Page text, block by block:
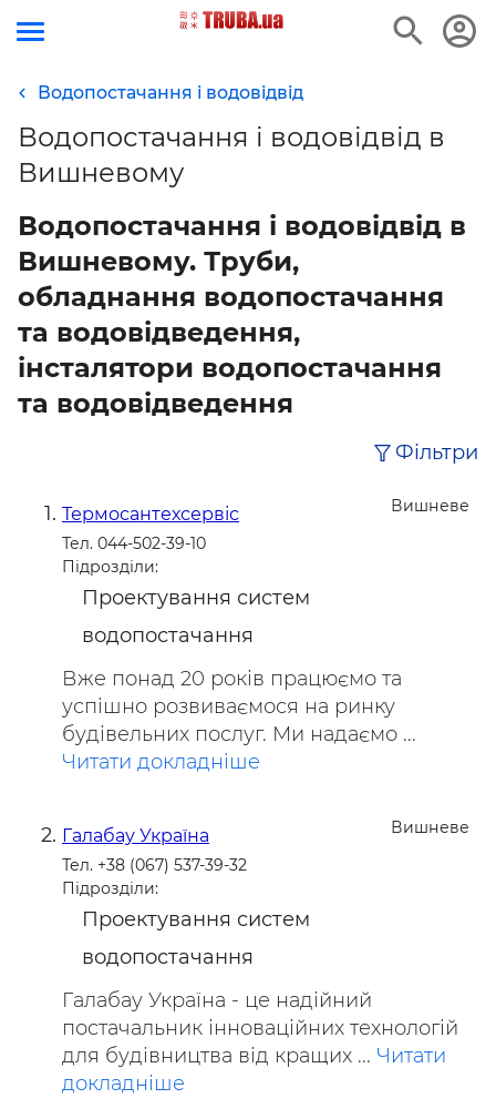
Водопостачання і водовідвід
Водопостачання і водовідвід в
Вишневому
Водопостачання і водовідвід в
Вишневому. Труби,
обладнання водопостачання
та водовідведення,
інсталятори водопостачання
та водовідведення
Фільтри
Вишневе
Термосантехсервіс
Тел. 044-502-39-10
Підрозділи:
Проектування систем
водопостачання
Вже понад 20 років працюємо та
успішно розвиваємося на ринку
будівельних послуг. Ми надаємо ...
Читати докладніше
Вишневе
Галабау Україна
Тел. +38 (067) 537-39-32
Підрозділи:
Проектування систем
водопостачання
Галабау Україна - це надійний
постачальник інноваційних технологій
для будівництва від кращих ... Читати
докладніше